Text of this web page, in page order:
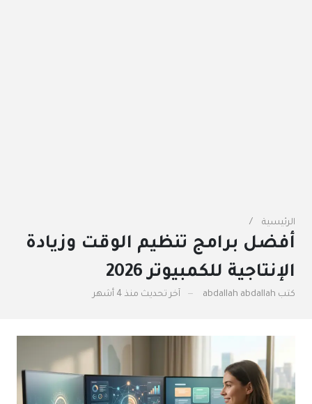
الرئيسية
أفضل برامج تنظيم الوقت وزيادة
الإنتاجية للكمبيوتر 2026
كتب abdallah abdallah آخر تحديث منذ 4 أشهر